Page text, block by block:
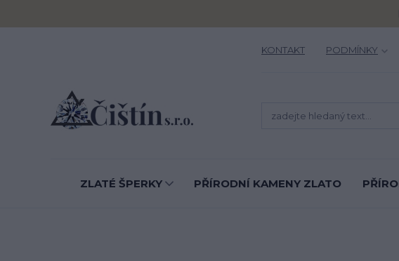
KONTAKT PODMÍNKY
ZLATÉ ŠPERKY PŘÍRODNÍ KAMENY ZLATO